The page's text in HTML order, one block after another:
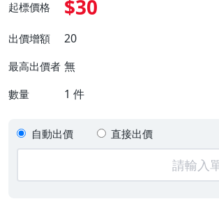
起標價格 $30
出價增額 20
最高出價者 無
數量 1 件
自動出價 直接出價